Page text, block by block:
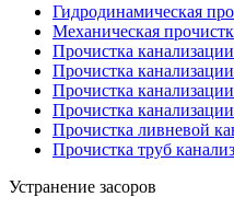
Гидродинамическая
Механическая
Прочистка
Прочистка
Прочистка
Прочистка
Прочистка ливневой
Прочистка труб
Устранение засоров